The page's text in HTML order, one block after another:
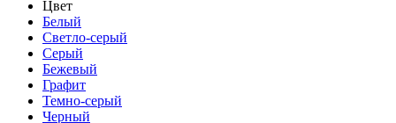
Цвет
Белый
Светло-серый
Серый
Бежевый
Графит
Темно-серый
Черный